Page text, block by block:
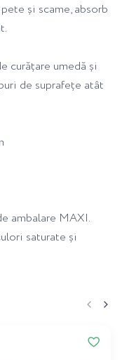
și scame, absorb
curățare umedă și
de suprafețe atât
ambalare MAXI.
saturate și